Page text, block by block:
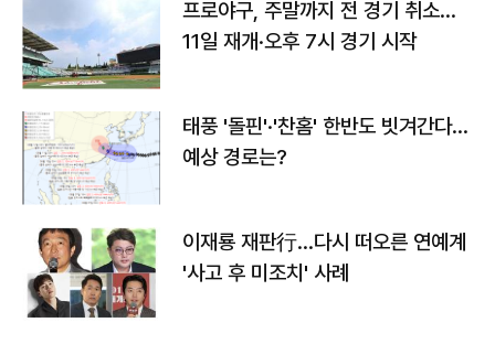
프로야구, 주말까지 전 경기 취소…
11일 재개·오후 7시 경기 시작
태풍 '돌핀'·'찬홈' 한반도 빗겨간다…
예상 경로는?
이재룡 재판行…다시 떠오른 연예계
'사고 후 미조치' 사례